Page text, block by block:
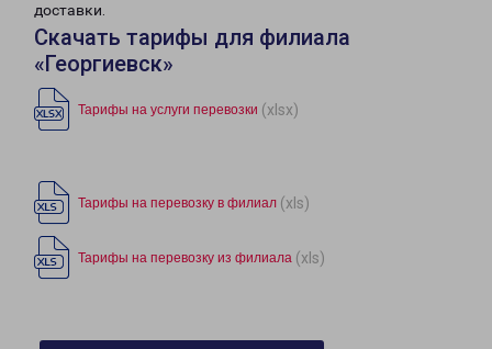
доставки.
Скачать тарифы для филиала
«Георгиевск»
Тарифы на услуги перевозки (xlsx)
Тарифы на перевозку в филиал (xls)
Тарифы на перевозку из филиала (xls)